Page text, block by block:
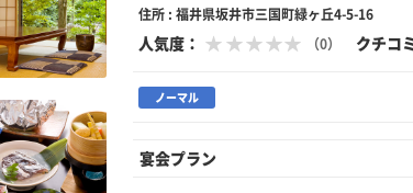
住所 : 福井県坂井市三国町緑ヶ丘4-5-16
人気度： （0） クチコ
ノーマル
宴会プラン